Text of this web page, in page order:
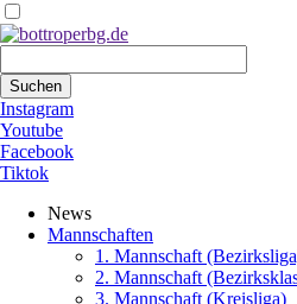
Suchen
Instagram
Youtube
Facebook
Tiktok
überspringen
News
Mannschaften
1. Mannschaft
2. Mannschaft
3. Mannschaft (Kreisliga)